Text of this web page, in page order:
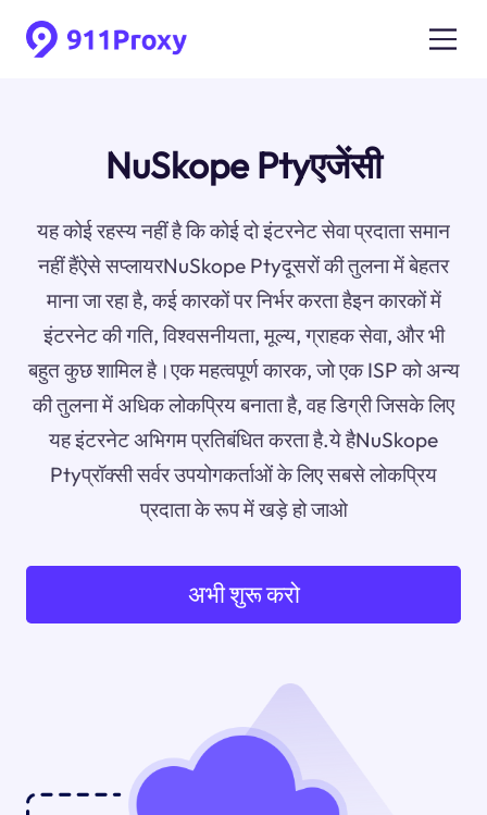
NuSkope Ptyएजेंसी
यह कोई रहस्य नहीं है कि कोई दो इंटरनेट सेवा प्रदाता समान
नहीं हैंऐसे सप्लायरNuSkope Ptyदूसरों की तुलना में बेहतर
माना जा रहा है, कई कारकों पर निर्भर करता हैइन कारकों में
इंटरनेट की गति, विश्वसनीयता, मूल्य, ग्राहक सेवा, और भी
बहुत कुछ शामिल है।एक महत्वपूर्ण कारक, जो एक ISP को अन्य
की तुलना में अधिक लोकप्रिय बनाता है, वह डिग्री जिसके लिए
यह इंटरनेट अभिगम प्रतिबंधित करता है.ये हैNuSkope
Ptyप्रॉक्सी सर्वर उपयोगकर्ताओं के लिए सबसे लोकप्रिय
प्रदाता के रूप में खड़े हो जाओ
अभी शुरू करो